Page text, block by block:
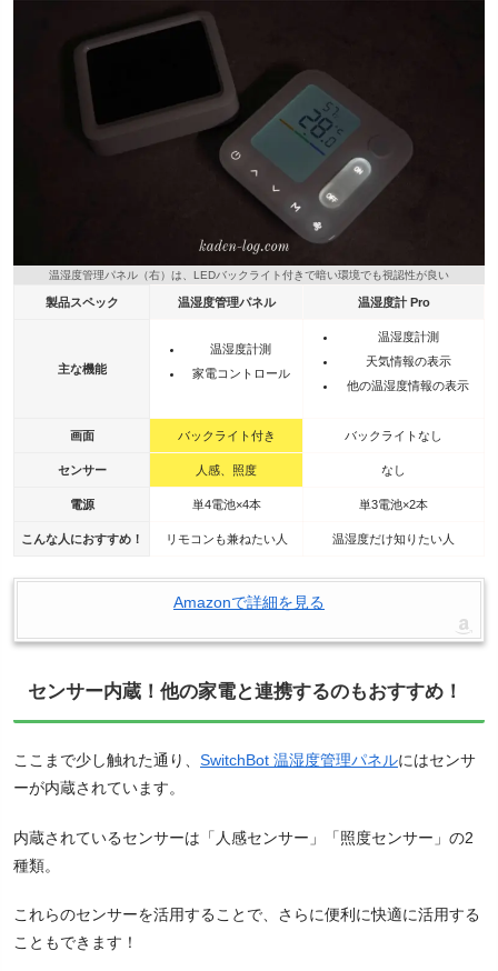
温湿度管理パネル（右）は、LEDバックライト付きで暗い環境でも視認性が良い
製品スペック 温湿度管理パネル 温湿度計 Pro
主な機能
温湿度計測
家電コントロール
温湿度計測
天気情報の表示
他の温湿度情報の表示
画面 バックライト付き バックライトなし
センサー 人感、照度 なし
電源 単4電池×4本 単3電池×2本
こんな人におすすめ！ リモコンも兼ねたい人 温湿度だけ知りたい人
Amazonで詳細を見る
センサー内蔵！他の家電と連携するのもおすすめ！
ここまで少し触れた通り、 SwitchBot 温湿度管理パネルにはセンサ
ーが内蔵されています。
内蔵されているセンサーは「人感センサー」「照度センサー」の2
種類。
これらのセンサーを活用することで、さらに便利に快適に活用する
こともできます！